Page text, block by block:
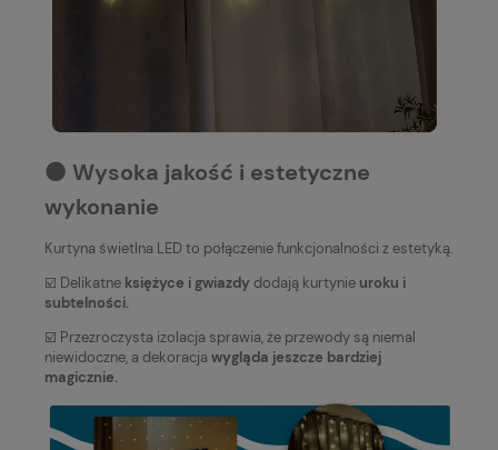
⚫️ Wysoka jakość i estetyczne
wykonanie
Kurtyna świetlna LED to połączenie funkcjonalności z estetyką.
☑️ Delikatne księżyce i gwiazdy dodają kurtynie uroku i
subtelności.
☑️ Przezroczysta izolacja sprawia, że przewody są niemal
niewidoczne, a dekoracja wygląda jeszcze bardziej
magicznie.